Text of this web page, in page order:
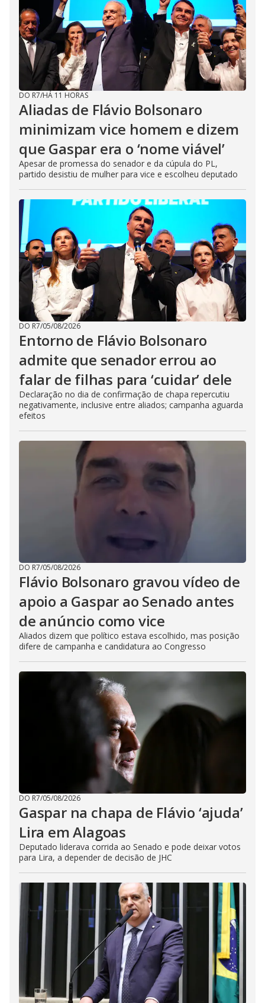
DO R7/HÁ 11 HORAS
Aliadas de Flávio Bolsonaro
minimizam vice homem e dizem
que Gaspar era o ‘nome viável’
Apesar de promessa do senador e da cúpula do PL,
partido desistiu de mulher para vice e escolheu deputado
DO R7/05/08/2026
Entorno de Flávio Bolsonaro
admite que senador errou ao
falar de filhas para ‘cuidar’ dele
Declaração no dia de confirmação de chapa repercutiu
negativamente, inclusive entre aliados; campanha aguarda
efeitos
DO R7/05/08/2026
Flávio Bolsonaro gravou vídeo de
apoio a Gaspar ao Senado antes
de anúncio como vice
Aliados dizem que político estava escolhido, mas posição
difere de campanha e candidatura ao Congresso
DO R7/05/08/2026
Gaspar na chapa de Flávio ‘ajuda’
Lira em Alagoas
Deputado liderava corrida ao Senado e pode deixar votos
para Lira, a depender de decisão de JHC